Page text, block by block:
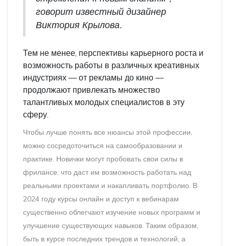
говорит известный дизайнер
Виктория Крылова.
Тем не менее, перспективы карьерного роста и
возможность работы в различных креативных
индустриях — от рекламы до кино —
продолжают привлекать множество
талантливых молодых специалистов в эту
сферу.
Чтобы лучше понять все нюансы этой профессии,
можно сосредоточиться на самообразовании и
практике. Новички могут пробовать свои силы в
фрилансе, что даст им возможность работать над
реальными проектами и накапливать портфолио. В
2024 году курсы онлайн и доступ к вебинарам
существенно облегчают изучение новых программ и
улучшение существующих навыков. Таким образом,
быть в курсе последних трендов и технологий, а